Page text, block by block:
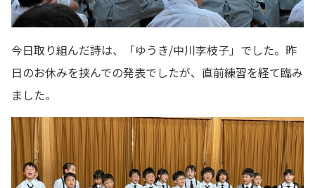
今日取り組んだ詩は、「ゆうき/中川李枝子」でした。昨
日のお休みを挟んでの発表でしたが、直前練習を経て臨み
ました。